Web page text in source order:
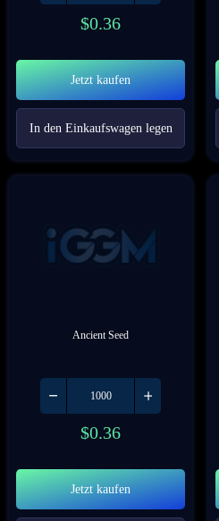
$0.36
Jetzt kaufen
In den Einkaufswagen legen
Ancient Seed
$0.36
Jetzt kaufen